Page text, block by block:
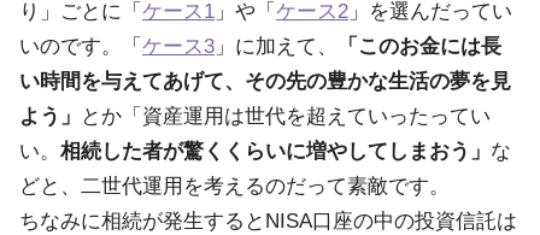
り」ごとに「 ケース1 」や「 ケース2 」を選んだってい
いのです。「 ケース3 」に加えて、
「このお金には長
い時間を与えてあげて、その先の豊かな生活の夢を見
よう」
とか「資産運用は世代を超えていったってい
い。 相続した者が驚くくらいに増やしてしまおう」 な
どと、二世代運用を考えるのだって素敵です。
ちなみに相続が発生するとNISA口座の中の投資信託は